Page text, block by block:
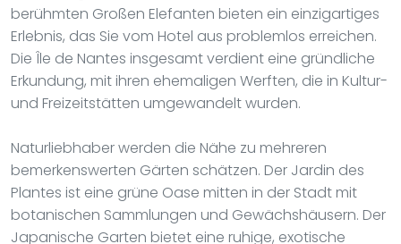
berühmten Großen Elefanten bieten ein einzigartiges
Erlebnis, das Sie vom Hotel aus problemlos erreichen.
Die Île de Nantes insgesamt verdient eine gründliche
Erkundung, mit ihren ehemaligen Werften, die in Kultur-
und Freizeitstätten umgewandelt wurden.
Naturliebhaber werden die Nähe zu mehreren
bemerkenswerten Gärten schätzen. Der Jardin des
Plantes ist eine grüne Oase mitten in der Stadt mit
botanischen Sammlungen und Gewächshäusern. Der
Japanische Garten bietet eine ruhige, exotische